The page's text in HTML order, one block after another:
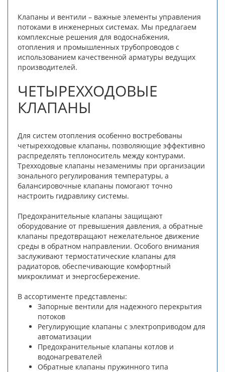
Клапаны и вентили – важные элементы управления
потоками в инженерных системах. Мы предлагаем
комплексные решения для водоснабжения,
отопления и промышленных трубопроводов с
использованием качественной арматуры ведущих
производителей.
ЧЕТЫРЕХХОДОВЫЕ
КЛАПАНЫ
Для систем отопления особенно востребованы
четырехходовые клапаны, позволяющие эффективно
распределять теплоноситель между контурами.
Трехходовые клапаны незаменимы при организации
зонального регулирования температуры, а
балансировочные клапаны помогают точно
настроить гидравлику системы.
Предохранительные клапаны защищают
оборудование от превышения давления, а обратные
клапаны предотвращают нежелательное движение
среды в обратном направлении. Особого внимания
заслуживают термостатические клапаны для
радиаторов, обеспечивающие комфортный
микроклимат и энергосбережение.
В ассортименте представлены:
Запорные вентили для надежного перекрытия
потоков
Регулирующие клапаны с электроприводом для
автоматизации
Предохранительные клапаны котлов и
водонагревателей
Обратные клапаны пружинного типа